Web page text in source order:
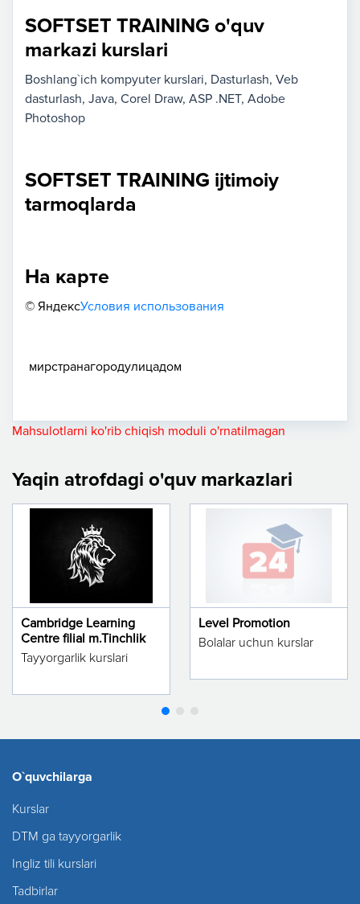
SOFTSET TRAINING o'quv
markazi kurslari
Boshlang`ich kompyuter kurslari Dasturlash Veb
dasturlash Java Corel Draw ASP .NET Adobe
Photoshop
SOFTSET TRAINING ijtimoiy
tarmoqlarda
На карте
© ЯндексУсловия использования
мирстранагородулицадом
Mahsulotlarni ko'rib chiqish moduli o'rnatilmagan
Yaqin atrofdagi o'quv markazlari
Cambridge Learning
Centre filial m.Tinchlik
Tayyorgarlik kurslari
Level Promotion
Bolalar uchun kurslar
O`quvchilarga
Kurslar
DTM ga tayyorgarlik
Ingliz tili kurslari
Tadbirlar